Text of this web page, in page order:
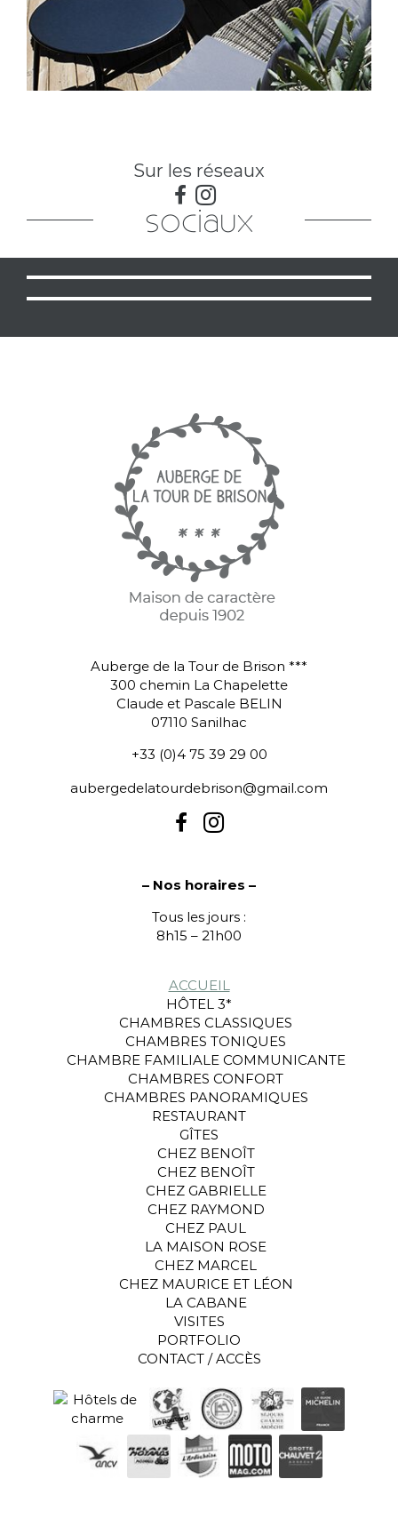
Sur les réseaux
sociaux
Auberge de la Tour de Brison ***
300 chemin La Chapelette
Claude et Pascale BELIN
07110 Sanilhac
+33 (0)4 75 39 29 00
aubergedelatourdebrison@gmail.com
– Nos horaires –
Tous les jours :
8h15 – 21h00
ACCUEIL
HÔTEL 3*
CHAMBRES CLASSIQUES
CHAMBRES TONIQUES
CHAMBRE FAMILIALE COMMUNICANTE
CHAMBRES CONFORT
CHAMBRES PANORAMIQUES
RESTAURANT
GÎTES
CHEZ BENOÎT
CHEZ BENOÎT
CHEZ GABRIELLE
CHEZ RAYMOND
CHEZ PAUL
LA MAISON ROSE
CHEZ MARCEL
CHEZ MAURICE ET LÉON
LA CABANE
VISITES
PORTFOLIO
CONTACT / ACCÈS